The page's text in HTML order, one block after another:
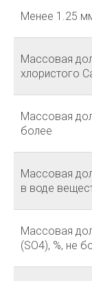
Менее 1.25
Массовая
хлористого
Массовая
более
Массовая
в воде
Массовая
(SO4), %, не